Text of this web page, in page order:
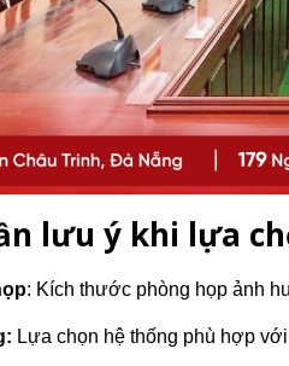
lưu ý khi lựa
: Kích thước phòng họp ảnh
Lựa chọn hệ thống phù hợp